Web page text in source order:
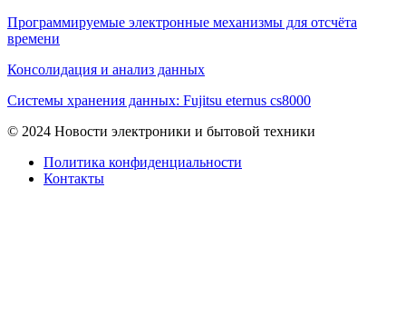
Программируемые электронные механизмы для отсчёта
времени
Консолидация и анализ данных
Системы хранения данных: Fujitsu eternus cs8000
© 2024 Новости электроники и бытовой техники
Политика конфиденциальности
Контакты